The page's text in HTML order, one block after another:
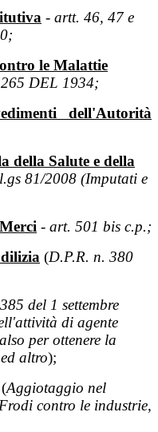
- artt. 46, 47 e
le Malattie
DEL 1934;
dell'Autorità
della Salute e della
81/2008 (Imputati e
- art. 501 bis c.p.;
(D.P.R. n. 380
del 1 settembre
di agente
per ottenere la
altro);
(Aggiotaggio nel
contro le industrie,